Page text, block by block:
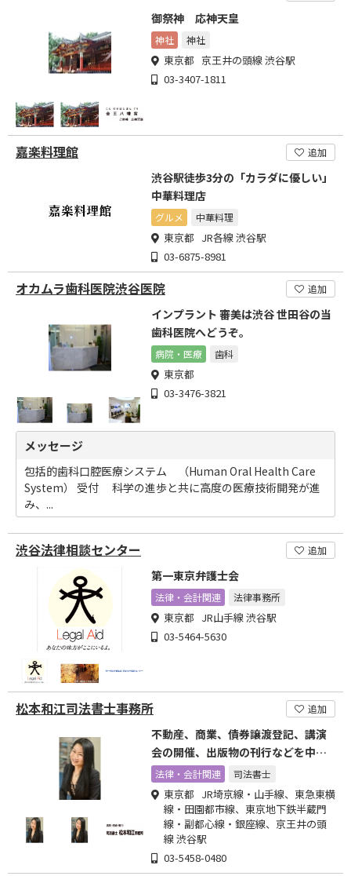
御祭神 応神天皇
神社 神社
東京都 京王井の頭線 渋谷駅
03-3407-1811
嘉楽料理館 追加
渋谷駅徒歩3分の「カラダに優しい」
中華料理店
グルメ 中華料理
東京都 JR各線 渋谷駅
03-6875-8981
オカムラ歯科医院渋谷医院 追加
インプラント 審美は渋谷 世田谷の当
歯科医院へどうぞ。
病院・医療 歯科
東京都
03-3476-3821
メッセージ
包括的歯科口腔医療システム （Human Oral Health Care
System） 受付 科学の進歩と共に高度の医療技術開発が進
み、...
渋谷法律相談センター 追加
第一東京弁護士会
法律・会計関連 法律事務所
東京都 JR山手線 渋谷駅
03-5464-5630
松本和江司法書士事務所 追加
不動産、商業、債券譲渡登記、講演
会の開催、出版物の刊行などを中心
に行っています
法律・会計関連 司法書士
東京都 JR埼京線・山手線、東急東横
線・田園都市線、東京地下鉄半蔵門
線・副都心線・銀座線、京王井の頭
線 渋谷駅
03-5458-0480